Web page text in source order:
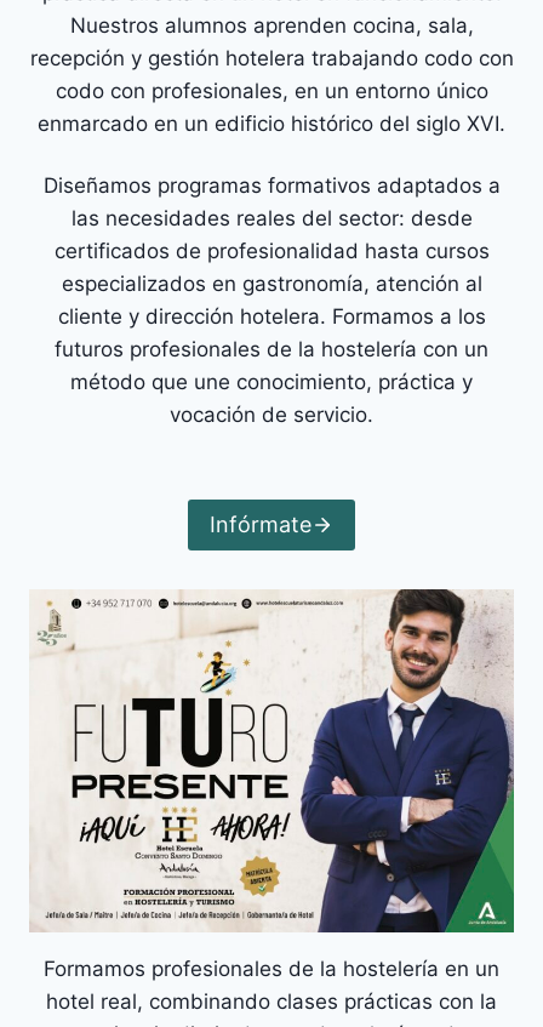
Nuestros alumnos aprenden cocina, sala,
recepción y gestión hotelera trabajando codo con
codo con profesionales, en un entorno único
enmarcado en un edificio histórico del siglo XVI.
Diseñamos programas formativos adaptados a
las necesidades reales del sector: desde
certificados de profesionalidad hasta cursos
especializados en gastronomía, atención al
cliente y dirección hotelera. Formamos a los
futuros profesionales de la hostelería con un
método que une conocimiento, práctica y
vocación de servicio.
Infórmate
Formamos profesionales de la hostelería en un
hotel real, combinando clases prácticas con la